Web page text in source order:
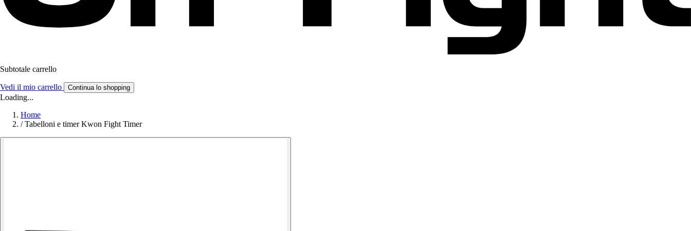
Subtotale carrello
Vedi il mio carrello Continua lo shopping
Loading...
Home
/ Tabelloni e timer Kwon Fight Timer